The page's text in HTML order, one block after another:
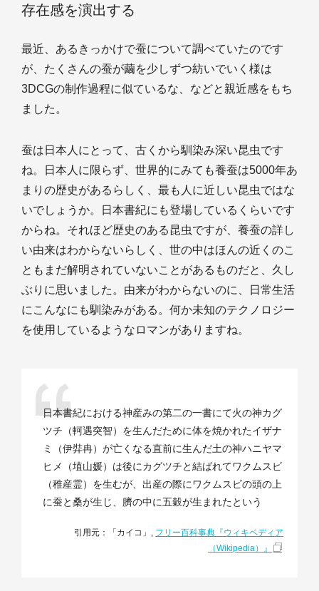
存在感を演出する
最近、あるきっかけで蚕について調べていたのです
が、たくさんの蚕が繭を少しずつ紡いでいく様は
3DCGの制作過程に似ているな、などと親近感をもち
ました。
蚕は日本人にとって、古くから馴染み深い昆虫です
ね。日本人に限らず、世界的にみても養蚕は5000年あ
まりの歴史があるらしく、最も人に近しい昆虫ではな
いでしょうか。日本書紀にも登場しているくらいです
からね。それほど歴史のある昆虫ですが、養蚕の詳し
い由来はわからないらしく、世の中はほんの近くのこ
ともまだ解明されていないことがあるものだと、久し
ぶりに思いました。由来がわからないのに、日常生活
にこんなにも馴染みがある。何か未知のテクノロジー
を使用しているようなロマンがありますね。
日本書紀における神産みの第二の一書にて火の神カグ
ツチ（軻遇突智）を生んだために体を焼かれたイザナ
ミ（伊弉冉）が亡くなる直前に生んだ土の神ハニヤマ
ヒメ（埴山媛）は後にカグツチと結ばれてワクムスビ
（稚産霊）を生むが、出産の際にワクムスビの頭の上
に蚕と桑が生じ、臍の中に五穀が生まれたという
引用元：「カイコ」, フリー百科事典『ウィキペディア
（Wikipedia）』